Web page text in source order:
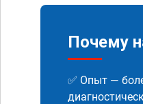
Почему
✅ Опыт —